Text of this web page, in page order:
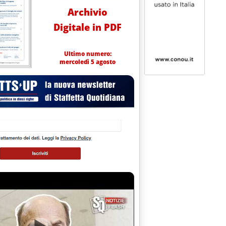
Archivio
Digitale in PDF
Ultimo numero:
mercoledì 5 agosto